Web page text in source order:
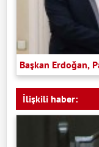
Başkan Erdoğan,
İlişkili haber: